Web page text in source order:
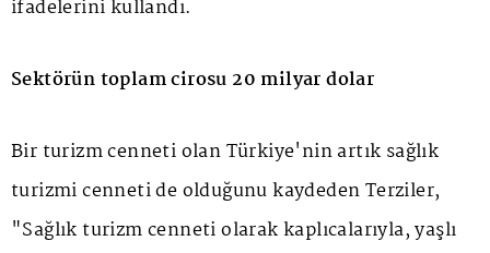
ifadelerini kullandı.
Sektörün toplam cirosu 20 milyar dolar
Bir turizm cenneti olan Türkiye'nin artık sağlık
turizmi cenneti de olduğunu kaydeden Terziler,
"Sağlık turizm cenneti olarak kaplıcalarıyla, yaşlı